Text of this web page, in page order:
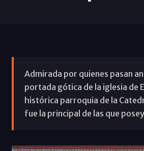
Admirada por quienes pasan
portada gótica de la iglesia de
histórica parroquia de la
fue la principal de las que